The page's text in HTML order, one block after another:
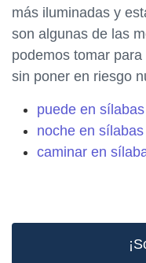
más iluminadas y
son algunas de las
podemos tomar
sin poner en riesgo
puede en sílabas
noche en sílabas
caminar en